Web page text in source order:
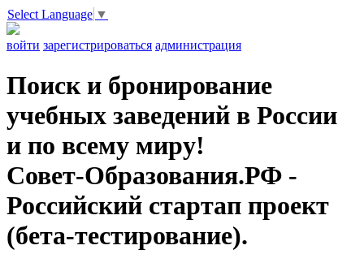
Select Language ▼
войти зарегистрироваться администрация
Поиск и бронирование
учебных заведений в России
и по всему миру!
Совет-Образования.РФ -
Российский стартап проект
(бета-тестирование).